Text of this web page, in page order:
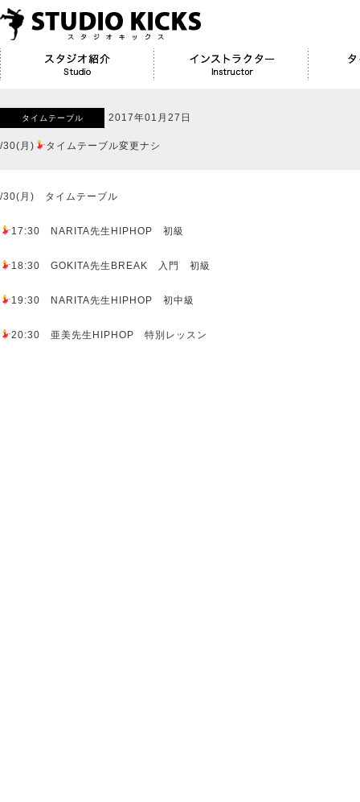
タイムテーブル 2017年01月27日
/30(月) タイムテーブル変更ナシ
/30(月) タイムテーブル
17:30 NARITA先生HIPHOP 初級
18:30 GOKITA先生BREAK 入門 初級
19:30 NARITA先生HIPHOP 初中級
20:30 亜美先生HIPHOP 特別レッスン